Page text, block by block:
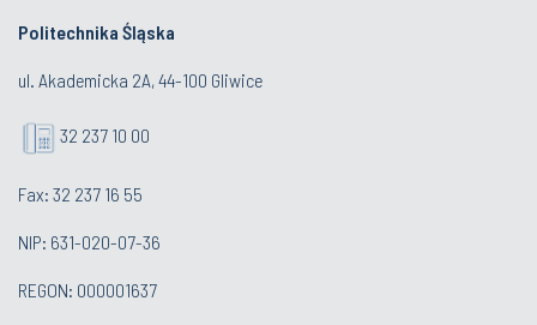
Politechnika Śląska
ul. Akademicka 2A, 44-100 Gliwice
32 237 10 00
Fax: 32 237 16 55
NIP: 631-020-07-36
REGON: 000001637